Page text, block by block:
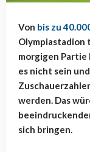
Von bis zu
Olympiastadion
morgigen Partie
es nicht sein
werden. Das
sich bringen.